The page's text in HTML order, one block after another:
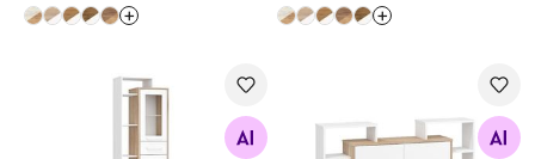
+ +
Vitriinkapp Macroom 64 cm
Otsi sarnaseid Otsi sarnaseid